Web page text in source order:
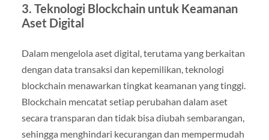
3. Teknologi Blockchain untuk Keamanan
Aset Digital
Dalam mengelola aset digital, terutama yang berkaitan
dengan data transaksi dan kepemilikan, teknologi
blockchain menawarkan tingkat keamanan yang tinggi.
Blockchain mencatat setiap perubahan dalam aset
secara transparan dan tidak bisa diubah sembarangan,
sehingga menghindari kecurangan dan mempermudah